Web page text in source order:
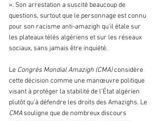
». Son arrestation a suscité beaucoup de
questions, surtout que le personnage est connu
pour son racisme anti-amazigh qu'il étale sur
les plateaux télés algériens et sur les réseaux
sociaux, sans jamais être inquiété.
Le Congrès Mondial Amazigh (CMA) considère
cette décision comme une manœuvre politique
visant à protéger la stabilité de l’État algérien
plutôt qu’à défendre les droits des Amazighs. Le
CMA souligne que de nombreux discours